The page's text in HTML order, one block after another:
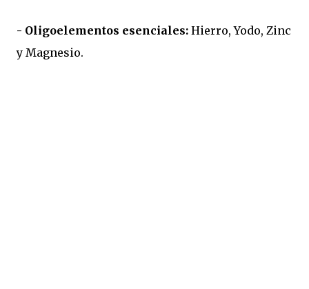
- Oligoelementos esenciales: Hierro, Yodo, Zinc
y Magnesio.